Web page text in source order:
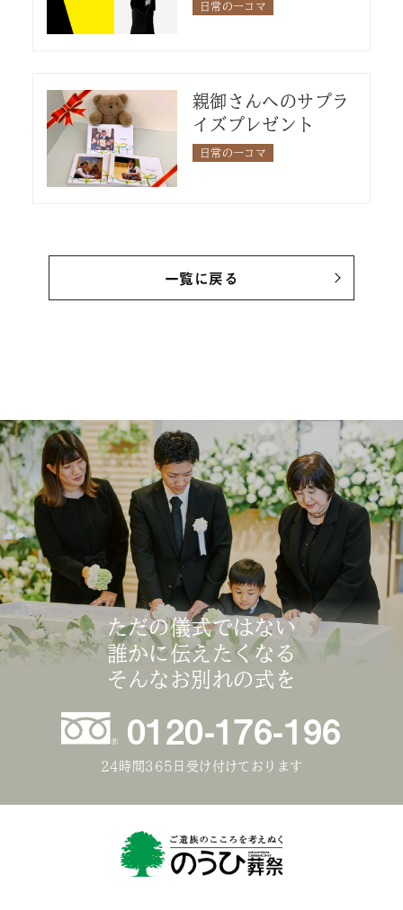
日常の一コマ
親御さんへのサプラ
イズプレゼント
日常の一コマ
一覧に戻る
ただの儀式ではない
誰かに伝えたくなる
そんなお別れの式を
0120-176-196
24時間365日受け付けております